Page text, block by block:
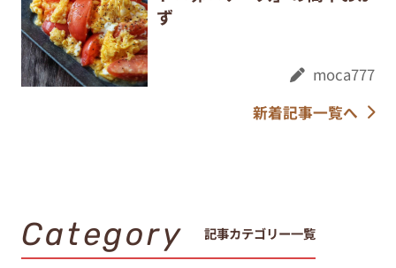
ず
moca777
新着記事一覧へ
Category 記事カテゴリー一覧